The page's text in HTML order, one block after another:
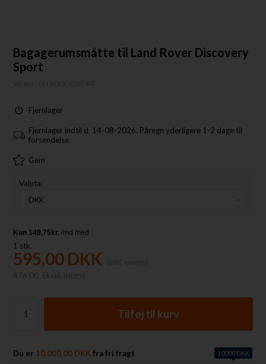
Bagagerumsmåtte til Land Rover Discovery
Sport
Fjernlager
Fjernlager indtil d. 14-08-2026. Påregn yderligere 1-2 dage til
forsendelse.
Gem
Valuta:
1 stk.
595,00 DKK
476,00
Ekskl. moms
Du er 10.000,00 DKKfra fri fragt 10000 DKK